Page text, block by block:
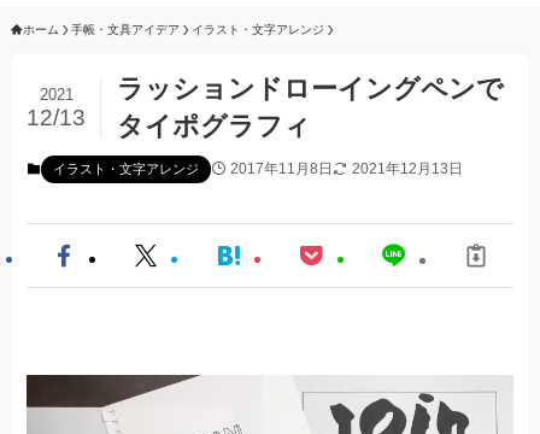
ホーム 手帳・文具アイデア イラスト・文字アレンジ
ラッションドローイングペンで
タイポグラフィ
2021
12/13
イラスト・文字アレンジ 2017年11月8日 2021年12月13日